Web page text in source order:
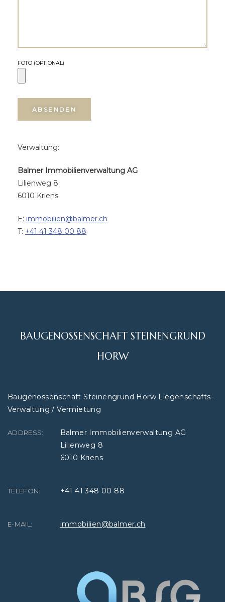
FOTO (OPTIONAL)
Verwaltung:
Balmer Immobilienverwaltung AG
Lilienweg 8
6010 Kriens
E: immobilien@balmer.ch
T: +41 41 348 00 88
BAUGENOSSENSCHAFT STEINENGRUND
HORW
Baugenossenschaft Steinengrund Horw Liegenschafts-
Verwaltung / Vermietung
ADDRESS:
Balmer Immobilienverwaltung AG
Lilienweg 8
6010 Kriens
TELEFON: +41 41 348 00 88
E-MAIL: immobilien@balmer.ch